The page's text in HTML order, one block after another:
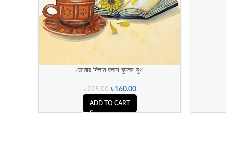
তোমায় দিলাম হলদে ফুলের সুখ
৳225.00 ৳ 160.00
ADD TO CART